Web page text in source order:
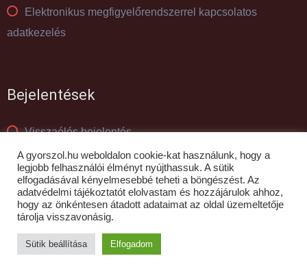
Elektronikus megfigyelőrendszerrel kapcsolatos
adatkezelés
Bejelentések
Visszaélés bejelentés
Panaszkezelés
© GYŐR-SZOL Zrt - 2010- 2026
A gyorszol.hu weboldalon cookie-kat használunk, hogy a
legjobb felhasználói élményt nyújthassuk. A sütik
elfogadásával kényelmesebbé teheti a böngészést. Az
adatvédelmi tájékoztatót elolvastam és hozzájárulok ahhoz,
hogy az önkéntesen átadott adataimat az oldal üzemeltetője
tárolja visszavonásig.
Sütik beállítása Elfogadom